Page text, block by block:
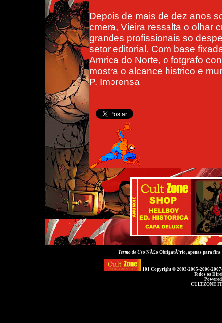
Depois de mais de dez anos
cmera, Vieira ressalta o olhar
grandes profissionais so
setor editorial. Com base
Amrica do Norte, o fotgrafo
mostra o alcance histrico e
P. Imprensa
Termo de UsoNÃ£o ObrigatÃ³rio, apenas para
101 Copyright © 2003-2005-2006-
Todos os
CULTZONE